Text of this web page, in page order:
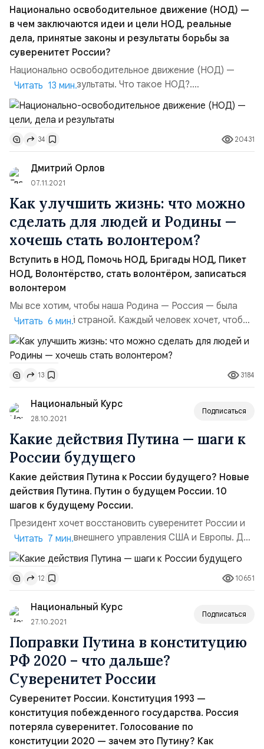
Национально освободительное движение (НОД) —
в чем заключаются идеи и цели НОД, реальные
дела, принятые законы и результаты борьбы за
суверенитет России?
Национально освободительное движение (НОД) —
цели, дела и результаты. Что такое НОД?.
Национально-освободительное движение (народно
освободительное движение) — общественное
движение, ведущее борьбу за суверенитет народа, в
рамках права нации на самоопределение — одного из
основных принципов международного права,
предусмотренного Уставом ООН.Причины наци...
Читать 13 мин.
34 20431
Дмитрий Орлов
07.11.2021
Как улучшить жизнь: что можно
сделать для людей и Родины —
хочешь стать волонтером?
Вступить в НОД, Помочь НОД, Бригады НОД, Пикет
НОД, Волонтёрство, стать волонтёром, записаться
волонтером
Мы все хотим, чтобы наша Родина — Россия — была
процветающей страной. Каждый человек хочет, чтобы
его родной город или село были благоустроенными,
люди жили без страха за завтрашний день, а по улицам
можно было спокойно ходить даже глубокой
ночью. Кто мешает улучшить жизнь в России?. Да,
сегодня, благодаря трудной и кропотливой работе
Президента Вл...
Читать 6 мин.
13 3184
Национальный Курс
28.10.2021
Подписаться
Какие действия Путина — шаги к
России будущего
Какие действия Путина к России будущего? Новые
действия Путина. Путин о будущем России. 10
шагов к будущему России.
Президент хочет восстановить суверенитет России и
избавиться от внешнего управления США и Европы. Для
этого он предложил изменить Конституцию.
Подавляющее большинство граждан проголосовало
«за» и поддержало его. Теперь нас ждут коренные
реформы – 10 Путинских ударов, которые приведут к
возрождению Великой России.1 июля 2020 года мы
дали народный мандат ...
Читать 7 мин.
12 10651
Национальный Курс
27.10.2021
Подписаться
Поправки Путина в конституцию
РФ 2020 – что дальше?
Суверенитет России
Суверенитет России. Конституция 1993 —
конституция побежденного государства. Россия
потеряла суверенитет. Голосование по
конституции 2020 — зачем это Путину? Как